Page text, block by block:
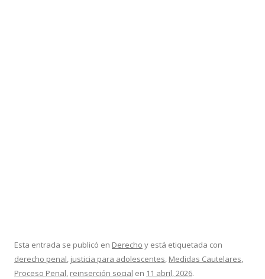
Esta entrada se publicó en Derecho y está etiquetada con
derecho penal, justicia para adolescentes, Medidas Cautelares,
Proceso Penal, reinserción social en 11 abril, 2026.